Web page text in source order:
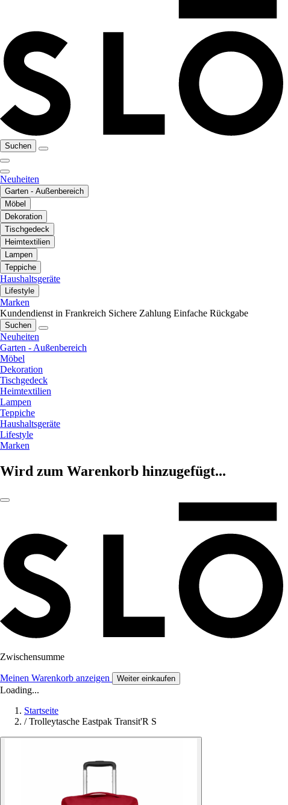
Suchen
Neuheiten
Garten - Außenbereich
Möbel
Dekoration
Tischgedeck
Heimtextilien
Lampen
Teppiche
Haushaltsgeräte
Lifestyle
Marken
Kundendienst in Frankreich Sichere Zahlung Einfache Rückgabe
Suchen
Neuheiten
Garten - Außenbereich
Möbel
Dekoration
Tischgedeck
Heimtextilien
Lampen
Teppiche
Haushaltsgeräte
Lifestyle
Marken
Wird zum Warenkorb hinzugefügt...
Zwischensumme
Meinen Warenkorb anzeigen Weiter einkaufen
Loading...
Startseite
/ Trolleytasche Eastpak Transit'R S